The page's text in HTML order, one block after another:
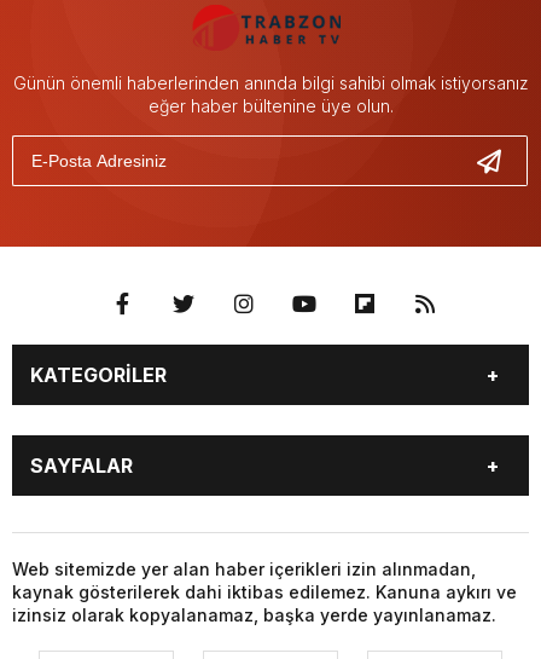
Günün önemli haberlerinden anında bilgi sahibi olmak istiyorsanız
eğer haber bültenine üye olun.
KATEGORİLER
GÜNDEM
SEKTÖR ÖZEL
DÜNYA
EKONOMİ
SPOR
SAYFALAR
DÜNYA
SİYASET
EKONOMİ
SPOR
Web sitemizde yer alan haber içerikleri izin alınmadan,
kaynak gösterilerek dahi iktibas edilemez. Kanuna aykırı ve
izinsiz olarak kopyalanamaz, başka yerde yayınlanamaz.